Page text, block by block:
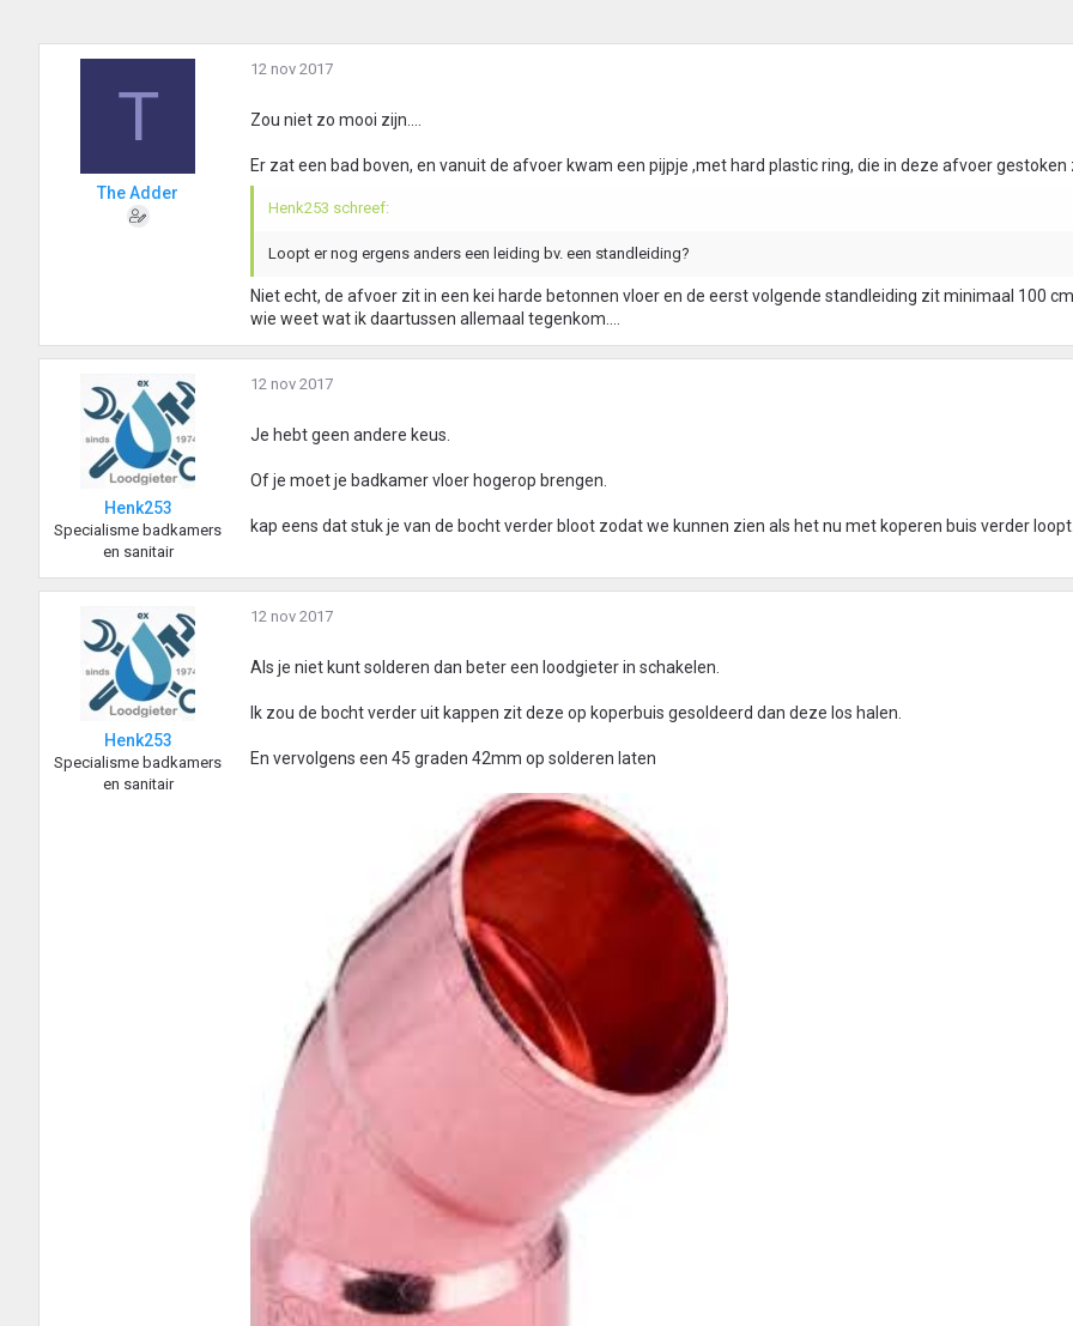
T
The Adder
12 nov 2017
Zou niet zo mooi zijn....
Er zat een bad boven, en vanuit de afvoer kwam een pijpje ,met hard plastic ring, die in deze afvoer gestoken
Henk253 schreef:
Loopt er nog ergens anders een leiding bv. een standleiding?
Niet echt, de afvoer zit in een kei harde betonnen vloer en de eerst volgende standleiding zit minimaal 100
wie weet wat ik daartussen allemaal tegenkom....
Henk253
Specialisme badkamers
en sanitair
12 nov 2017
Je hebt geen andere keus.
Of je moet je badkamer vloer hogerop brengen.
kap eens dat stuk je van de bocht verder bloot zodat we kunnen zien als het nu met koperen buis verder
Henk253
Specialisme badkamers
en sanitair
12 nov 2017
Als je niet kunt solderen dan beter een loodgieter in schakelen.
Ik zou de bocht verder uit kappen zit deze op koperbuis gesoldeerd dan deze los halen.
En vervolgens een 45 graden 42mm op solderen laten